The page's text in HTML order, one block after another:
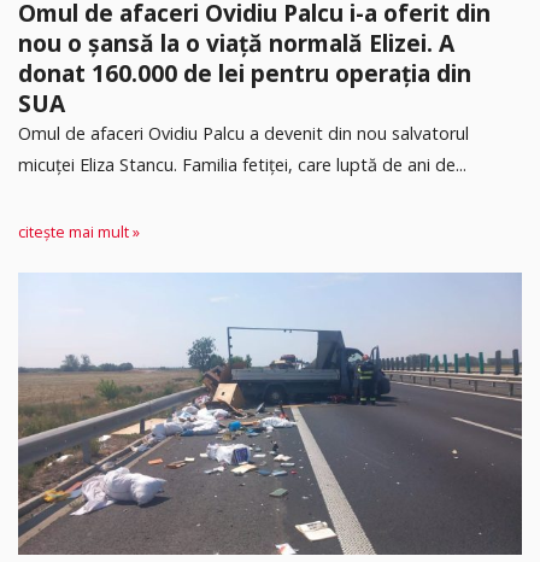
Omul de afaceri Ovidiu Palcu i-a oferit din
nou o șansă la o viață normală Elizei. A
donat 160.000 de lei pentru operația din
SUA
Omul de afaceri Ovidiu Palcu a devenit din nou salvatorul
micuței Eliza Stancu. Familia fetiței, care luptă de ani de...
citește mai mult »